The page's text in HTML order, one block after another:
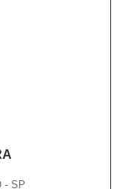
- SP